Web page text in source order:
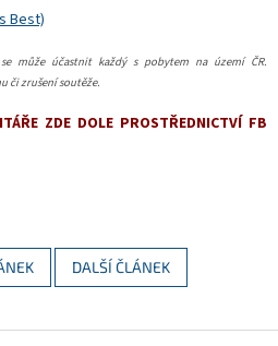
Best)
může účastnit každý s pobytem na území ČR.
či zrušení soutěže.
ZDE DOLE PROSTŘEDNICTVÍ FB
DALŠÍ ČLÁNEK